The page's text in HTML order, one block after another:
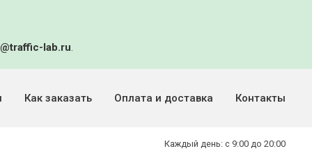
lab.ru.
Как заказать Оплата и доставка Контакты
Каждый день: с 9:00 до 20:00